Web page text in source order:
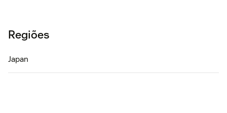
Regiões
Japan